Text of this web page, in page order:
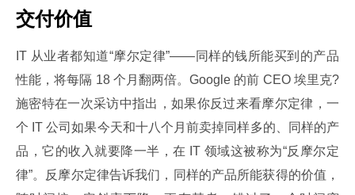
交付价值
IT 从业者都知道“摩尔定律”——同样的钱所能买到的产品
性能，将每隔 18 个月翻两倍。Google 的前 CEO 埃里克?
施密特在一次采访中指出，如果你反过来看摩尔定律，一
个 IT 公司如果今天和十八个月前卖掉同样多的、同样的产
品，它的收入就要降一半，在 IT 领域这被称为“反摩尔定
律”。反摩尔定律告诉我们，同样的产品所能获得的价值，